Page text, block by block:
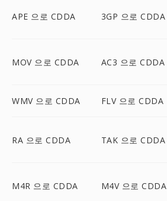
APE 으로 CDDA 3GP 으로 CDDA
MOV 으로 CDDA AC3 으로 CDDA
WMV 으로 CDDA FLV 으로 CDDA
RA 으로 CDDA TAK 으로 CDDA
M4R 으로 CDDA M4V 으로 CDDA